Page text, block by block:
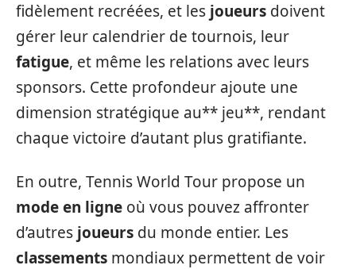
fidèlement recréées, et les joueurs doivent
gérer leur calendrier de tournois, leur
fatigue, et même les relations avec leurs
sponsors. Cette profondeur ajoute une
dimension stratégique au** jeu**, rendant
chaque victoire d’autant plus gratifiante.
En outre, Tennis World Tour propose un
mode en ligne où vous pouvez affronter
d’autres joueurs du monde entier. Les
classements mondiaux permettent de voir